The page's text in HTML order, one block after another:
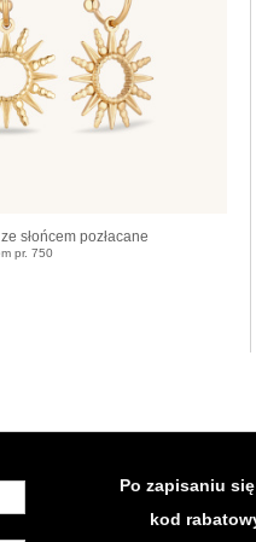
słońcem pozłacane
pr. 750
Po zapisaniu
kod